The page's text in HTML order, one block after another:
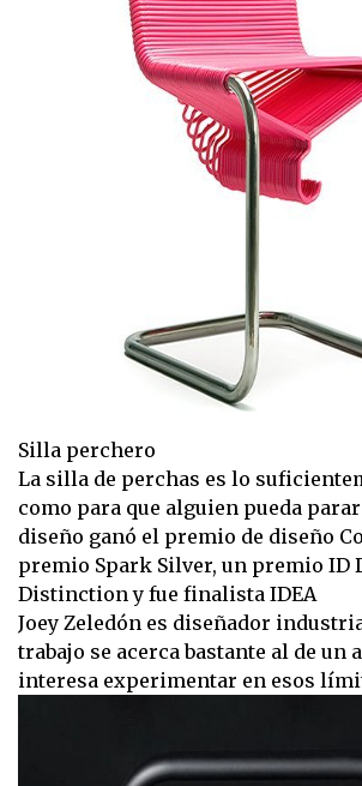
Silla perchero
La silla de perchas es lo
como para que alguien pueda
diseño ganó el premio de diseño
premio Spark Silver, un premio ID
Distinction y fue finalista IDEA
Joey Zeledón es diseñador
trabajo se acerca bastante al de un
interesa experimentar en esos